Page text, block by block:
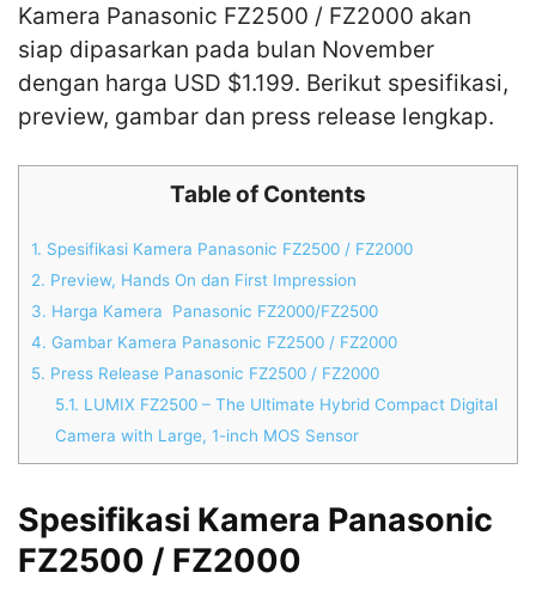
Kamera Panasonic FZ2500 / FZ2000 akan
siap dipasarkan pada bulan November
dengan harga USD $1.199. Berikut spesifikasi,
preview, gambar dan press release lengkap.
Table of Contents
1. Spesifikasi Kamera Panasonic FZ2500 / FZ2000
2. Preview, Hands On dan First Impression
3. Harga Kamera Panasonic FZ2000/FZ2500
4. Gambar Kamera Panasonic FZ2500 / FZ2000
5. Press Release Panasonic FZ2500 / FZ2000
5.1. LUMIX FZ2500 – The Ultimate Hybrid Compact Digital
Camera with Large, 1-inch MOS Sensor
Spesifikasi Kamera Panasonic
FZ2500 / FZ2000